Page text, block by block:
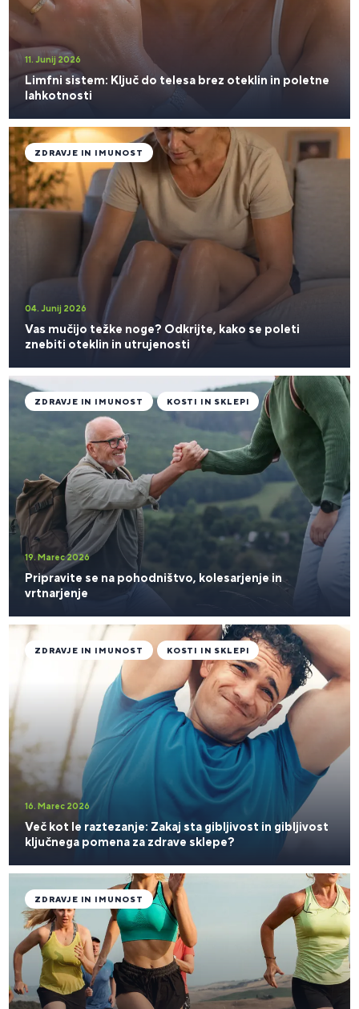
11. Junij 2026
Limfni sistem: Ključ do telesa brez oteklin in poletne
lahkotnosti
04. Junij 2026
Vas mučijo težke noge? Odkrijte, kako se poleti
znebiti oteklin in utrujenosti
ZDRAVJE IN IMUNOST
19. Marec 2026
Pripravite se na pohodništvo, kolesarjenje in
vrtnarjenje
ZDRAVJE IN IMUNOST KOSTI IN SKLEPI
16. Marec 2026
Več kot le raztezanje: Zakaj sta gibljivost in gibljivost
ključnega pomena za zdrave sklepe?
ZDRAVJE IN IMUNOST KOSTI IN SKLEPI
ZDRAVJE IN IMUNOST